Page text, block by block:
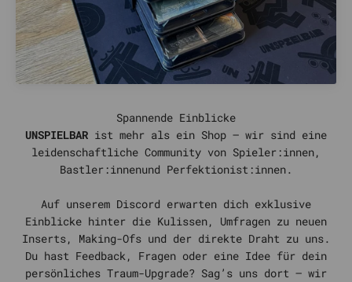
UNSPIELBAR ist mehr als ein Shop – wir sind eine
leidenschaftliche Community von Spieler:innen,
Bastler:innenund Perfektionist:innen.
Auf unserem Discord erwarten dich exklusive
Einblicke hinter die Kulissen, Umfragen zu neuen
Inserts, Making-Ofs und der direkte Draht zu uns.
Du hast Feedback, Fragen oder eine Idee für dein
persönliches Traum-Upgrade? Sag’s uns dort – wir